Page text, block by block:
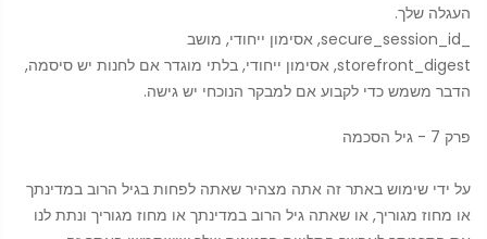
העגלה שלך.
storefront_digest, אסימון ייחודי, בלתי מוגדר אם לחנות יש סיסמה,
הדבר משמש כדי לקבוע אם למבקר הנוכחי יש גישה.
פרק 7 - גיל הסכמה
על ידי שימוש באתר זה אתה מצהיר שאתה לפחות בגיל הרוב במדינתך
או מחוז מגוריך, או שאתה גיל הרוב במדינתך או מחוז מגוריך ונתת לנו